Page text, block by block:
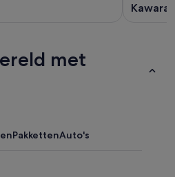
met
PakkettenAuto's